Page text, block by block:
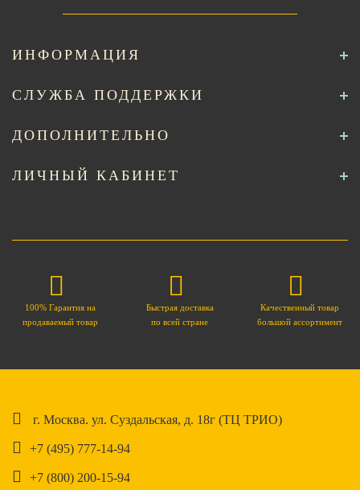
ИНФОРМАЦИЯ
СЛУЖБА ПОДДЕРЖКИ
ДОПОЛНИТЕЛЬНО
ЛИЧНЫЙ КАБИНЕТ
100% Гарантия на
продаваемый товар
Быстрая доставка
по всей стране
Качественный товар
большой ассортимент
г. Москва. ул. Суздальская, д. 18г (ТЦ ТРИО)
+7 (495) 777-14-94
+7 (800) 200-15-94